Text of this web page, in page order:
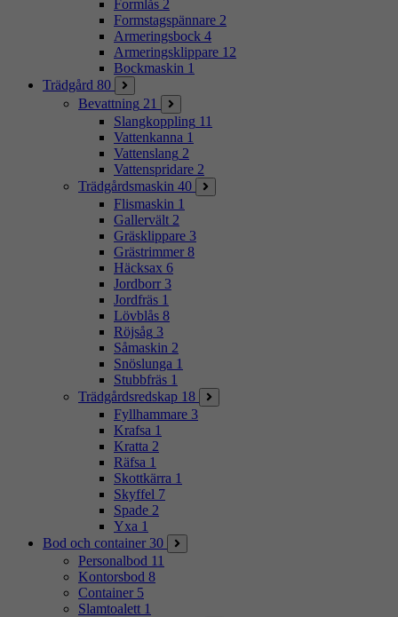
Formlås 2
Formstagspännare 2
Armeringsbock 4
Armeringsklippare 12
Bockmaskin 1
Trädgård 80
Bevattning 21
Slangkoppling 11
Vattenkanna 1
Vattenslang 2
Vattenspridare 2
Trädgårdsmaskin 40
Flismaskin 1
Gallervält 2
Gräsklippare 3
Grästrimmer 8
Häcksax 6
Jordborr 3
Jordfräs 1
Lövblås 8
Röjsåg 3
Såmaskin 2
Snöslunga 1
Stubbfräs 1
Trädgårdsredskap 18
Fyllhammare 3
Krafsa 1
Kratta 2
Räfsa 1
Skottkärra 1
Skyffel 7
Spade 2
Yxa 1
Bod och container 30
Personalbod 11
Kontorsbod 8
Container 5
Slamtoalett 1